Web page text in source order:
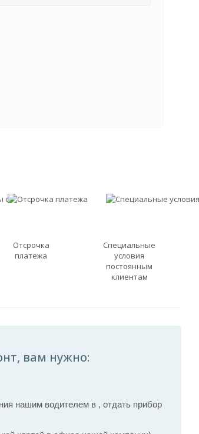
Отсрочка
платежа
Специальные
условия
постоянным
клиентам
вам нужно:
нашим водителем в , отдать прибор